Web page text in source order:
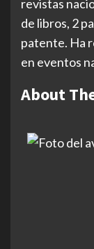
revistas
de libros, 2
patente. Ha
en eventos
About